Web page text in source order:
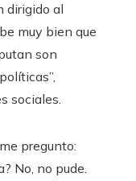
dirigido al
muy bien que
son
sociales.
pregunto:
No, no pude.